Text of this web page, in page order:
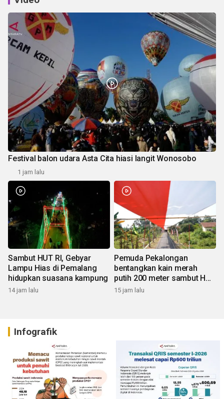
Festival balon udara Asta Cita hiasi langit Wonosobo
1 jam lalu
Sambut HUT RI, Gebyar
Lampu Hias di Pemalang
hidupkan suasana kampung
14 jam lalu
Pemuda Pekalongan
bentangkan kain merah
putih 200 meter sambut HUT
RI
15 jam lalu
Infografik